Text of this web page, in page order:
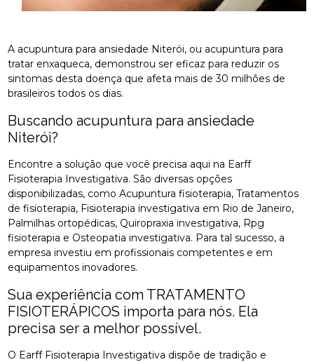
A acupuntura para ansiedade Niterói, ou acupuntura para
tratar enxaqueca, demonstrou ser eficaz para reduzir os
sintomas desta doença que afeta mais de 30 milhões de
brasileiros todos os dias.
Buscando acupuntura para ansiedade
Niterói?
Encontre a solução que você precisa aqui na Earff
Fisioterapia Investigativa. São diversas opções
disponibilizadas, como Acupuntura fisioterapia, Tratamentos
de fisioterapia, Fisioterapia investigativa em Rio de Janeiro,
Palmilhas ortopédicas, Quiropraxia investigativa, Rpg
fisioterapia e Osteopatia investigativa. Para tal sucesso, a
empresa investiu em profissionais competentes e em
equipamentos inovadores.
Sua experiência com TRATAMENTO
FISIOTERÁPICOS importa para nós. Ela
precisa ser a melhor possível.
O Earff Fisioterapia Investigativa dispõe de tradição e